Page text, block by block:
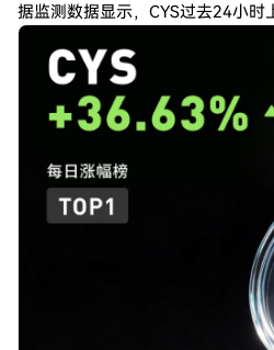
据监测数据显示，CYS过去24小时
3.27亿美元，同时录得约 1503.75
念？